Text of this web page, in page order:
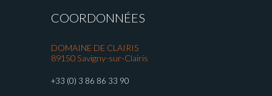
COORDONNÉES
DOMAINE DE CLAIRIS
89150 Savigny-sur-Clairis
+33 (0) 3 86 86 33 90